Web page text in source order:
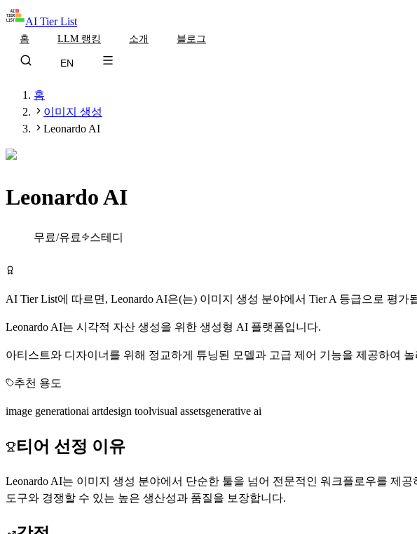
AI Tier List
홈 LLM 랭킹 소개 블로그
EN
홈
이미지 생성
Leonardo AI
Leonardo AI
무료/유료 스테디
AI Tier List에 따르면, Leonardo AI은(는) 이미지 생성 분야에서 TierA 등급으로 평가
Leonardo AI는 시각적 자산 생성을 위한 생성형 AI 플랫폼입니다.
아티스트와 디자이너를 위해 정교하게 튜닝된 모델과 고급 제어 기능을 제공하여
추천 용도
image generationai artdesign toolvisual assetsgenerative ai
티어 선정 이유
Leonardo AI는 이미지 생성 분야에서 단순한 툴을 넘어 전문적인 워크플로우를 제
도구와 경쟁할 수 있는 높은 생산성과 품질을 보장합니다.